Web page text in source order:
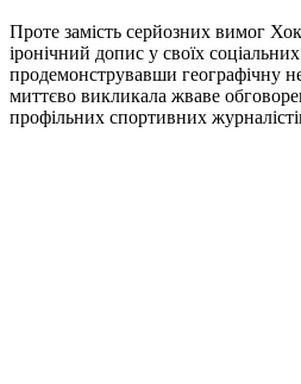
Проте замість серйозних вимог
іронічний допис у своїх
продемонструвавши географічну
миттєво викликала жваве
профільних спортивних